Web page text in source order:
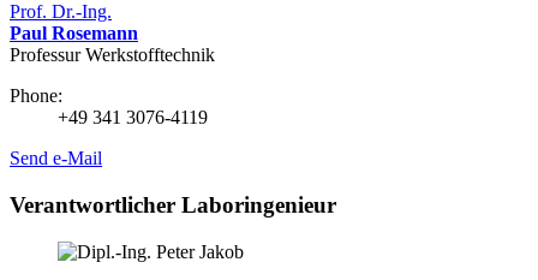
Prof. Dr.-Ing.
Paul Rosemann
Professur Werkstofftechnik
Phone:
+49 341 3076-4119
Send e-Mail
Verantwortlicher Laboringenieur